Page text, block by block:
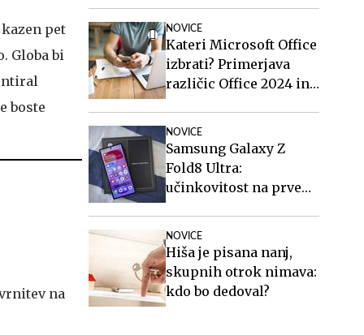
pet
Globa bi
boste
na
avtobuse?
NOVICE
Kateri Microsoft Office
izbrati? Primerjava
različic Office 2024 in
NOVICE
Samsung Galaxy Z
Fold8 Ultra:
učinkovitost na prvem
NOVICE
Hiša je pisana nanj,
skupnih otrok nimava:
kdo bo dedoval?